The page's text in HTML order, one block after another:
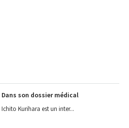
Dans son dossier médical
Ichito Kurihara est un inter...